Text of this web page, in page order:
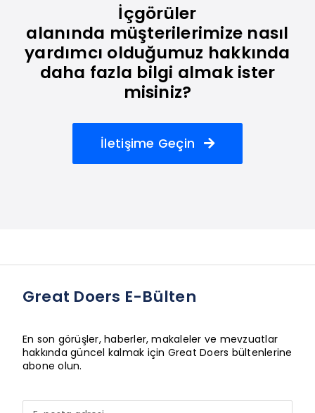
İçgörüler
alanında müşterilerimize nasıl
yardımcı olduğumuz hakkında
daha fazla bilgi almak ister
misiniz?
İletişime Geçin
Great Doers E-Bülten
En son görüşler, haberler, makaleler ve mevzuatlar
hakkında güncel kalmak için Great Doers bültenlerine
abone olun.